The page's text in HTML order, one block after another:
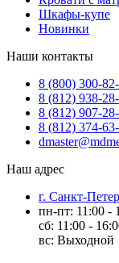
Шкафы-купе
Новинки
Наши контакты
8 (800) 300-
8 (812) 938-
8 (812) 907-
8 (812) 374-
Наш адрес
г. Санкт-
пн-пт: 11:00 -
сб: 11:00 -
вс: Выходной